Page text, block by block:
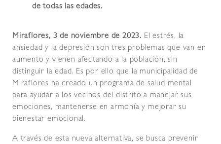
de todas las edades.
Miraflores, 3 de noviembre de 2023. El estrés, la
ansiedad y la depresión son tres problemas que van en
aumento y vienen afectando a la población, sin
distinguir la edad. Es por ello que la municipalidad de
Miraflores ha creado un programa de salud mental
para ayudar a los vecinos del distrito a manejar sus
emociones, mantenerse en armonía y mejorar su
bienestar emocional.
A través de esta nueva alternativa, se busca prevenir